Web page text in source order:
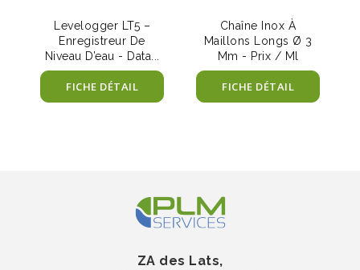
Levelogger LT5 –
Enregistreur De
Niveau D’eau - Data...
FICHE DÉTAIL
Chaîne Inox À
Maillons Longs Ø 3
Mm - Prix / Ml
FICHE DÉTAIL
ZA des Lats,